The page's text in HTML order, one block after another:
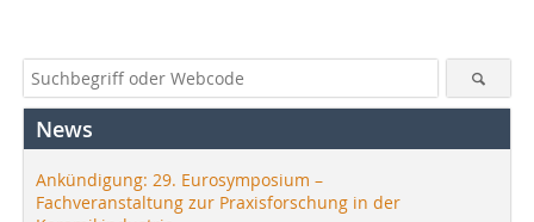
News
Ankündigung: 29. Eurosymposium –
Fachveranstaltung zur Praxisforschung in der